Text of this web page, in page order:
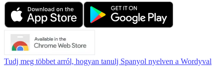
Tudj meg többet arról, hogyan tanulj Spanyol nyelven a Wordyval